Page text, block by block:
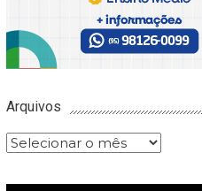
Arquivos
Arquivos